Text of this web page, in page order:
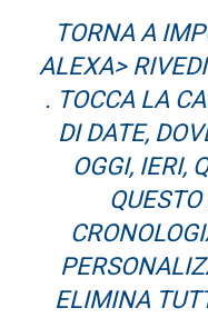
TORNA A
ALEXA>
. TOCCA LA
DI DATE,
OGGI, IERI,
ELIMINA